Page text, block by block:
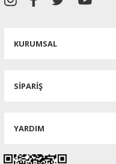
KURUMSAL
SİPARİŞ
YARDIM